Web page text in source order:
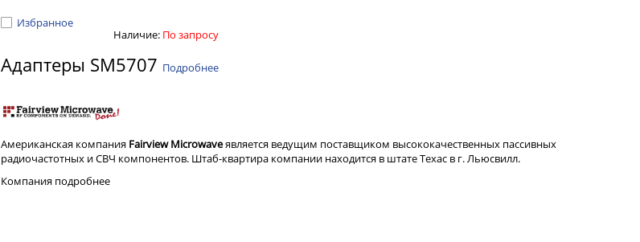
Избранное
Наличие: По запросу
Адаптеры SM5707 Подробнее
Американская компания Fairview Microwaveявляется ведущим поставщиком высококачественных пассивных
радиочастотных и СВЧ компонентов. Штаб-квартира компании находится в штате Техас в г. Льюсвилл.
Компания подробнее